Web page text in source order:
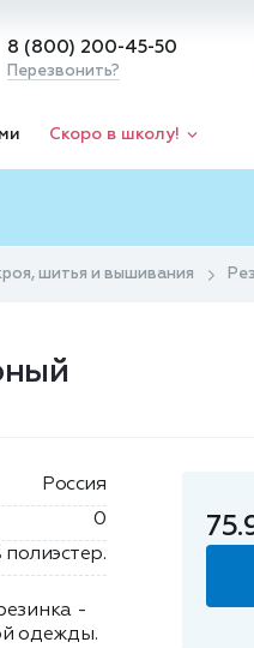
8 (800) 200-45-50
Перезвонить?
Скоро в школу!
шитья и вышивания
Россия
0
полиэстер.
-
одежды.